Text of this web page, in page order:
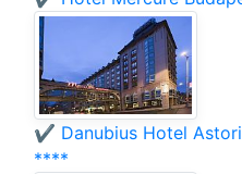
✔️ Danubius Hotel
****